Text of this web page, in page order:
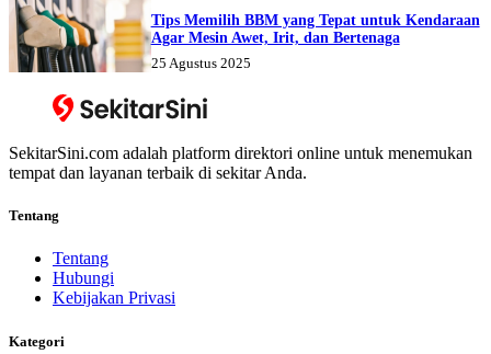
Tips Memilih BBM yang Tepat untuk Kendaraan
Agar Mesin Awet, Irit, dan Bertenaga
25 Agustus 2025
SekitarSini.com adalah platform direktori online untuk menemukan
tempat dan layanan terbaik di sekitar Anda.
Tentang
Tentang
Hubungi
Kebijakan Privasi
Kategori